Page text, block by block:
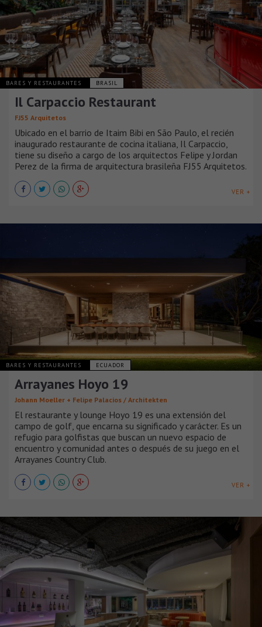
BARES Y RESTAURANTES BRASIL
Il Carpaccio Restaurant
FJ55 Arquitetos
Ubicado en el barrio de Itaim Bibi en São Paulo, el recién
inaugurado restaurante de cocina italiana, Il Carpaccio,
tiene su diseño a cargo de los arquitectos Felipe y Jordan
Perez de la firma de arquitectura brasileña FJ55 Arquitetos.
VER +
BARES Y RESTAURANTES ECUADOR
Arrayanes Hoyo 19
Johann Moeller + Felipe Palacios / Architekten
El restaurante y lounge Hoyo 19 es una extensión del
campo de golf, que encarna su significado y carácter. Es un
refugio para golfistas que buscan un nuevo espacio de
encuentro y comunidad antes o después de su juego en el
Arrayanes Country Club.
VER +